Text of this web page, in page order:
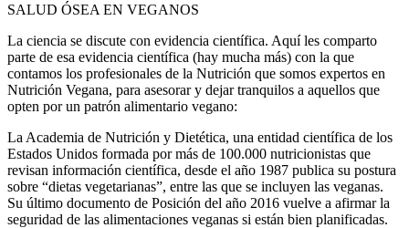
SALUD ÓSEA EN VEGANOS
La ciencia se discute con evidencia científica. Aquí les comparto
parte de esa evidencia científica (hay mucha más) con la que
contamos los profesionales de la Nutrición que somos expertos en
Nutrición Vegana, para asesorar y dejar tranquilos a aquellos que
opten por un patrón alimentario vegano:
La Academia de Nutrición y Dietética, una entidad científica de los
Estados Unidos formada por más de 100.000 nutricionistas que
revisan información científica, desde el año 1987 publica su postura
sobre “dietas vegetarianas”, entre las que se incluyen las veganas.
Su último documento de Posición del año 2016 vuelve a afirmar la
seguridad de las alimentaciones veganas si están bien planificadas.